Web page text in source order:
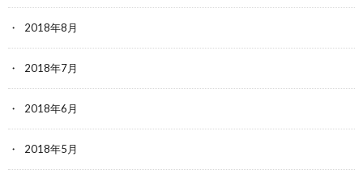
2018年8月
2018年7月
2018年6月
2018年5月